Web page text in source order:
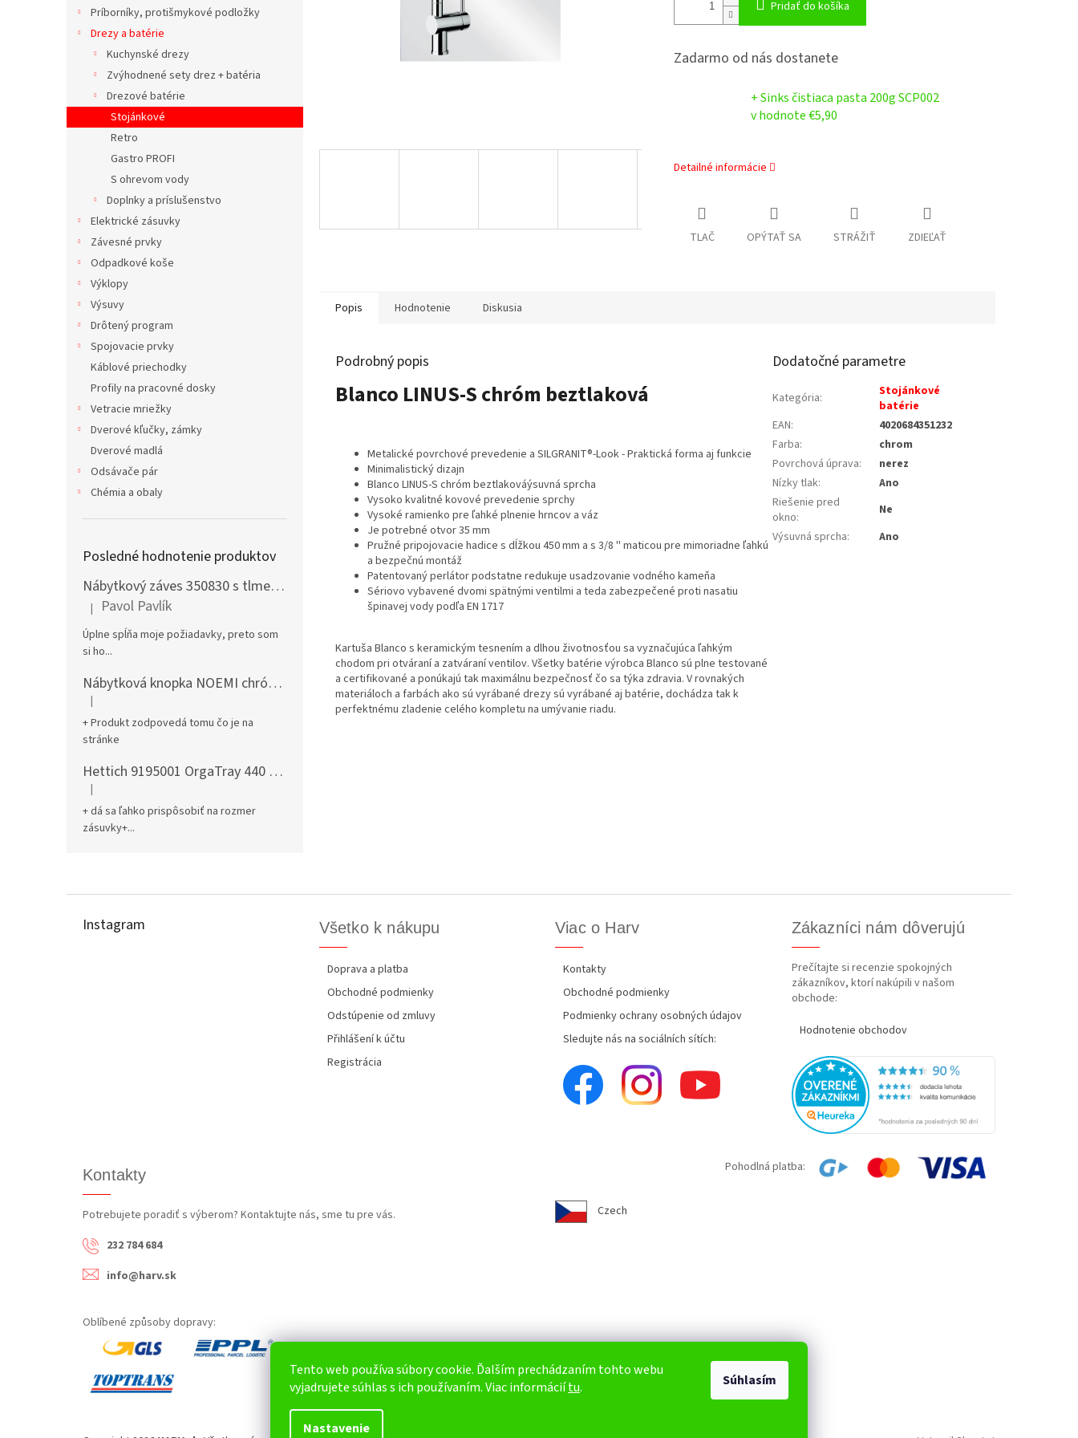
Tento web používa súbory cookie. Ďalším prechádzaním tohto webu
vyjadrujete súhlas s ich používaním. Viac informáciítu.
Nastavenie
Súhlasím
Príborníky, protišmykové podložky
Drezy a batérie
Kuchynské drezy
Zvýhodnené sety drez + batéria
Drezové batérie
Stojánkové
Retro
Gastro PROFI
S ohrevom vody
Doplnky a príslušenstvo
Elektrické zásuvky
Závesné prvky
Odpadkové koše
Výklopy
Výsuvy
Drôtený program
Spojovacie prvky
Káblové priechodky
Profily na pracovné dosky
Vetracie mriežky
Dverové kľučky, zámky
Dverové madlá
Odsávače pár
Chémia a obaly
Posledné hodnotenie produktov
Nábytkový záves 350830 s tlmením naložený + podložka H0 na vrut
Hodnotenie produktu je 5 z 5 hviezdičiek.
| Pavol Pavlík
Úplne spĺňa moje požiadavky, preto som
si ho...
Nábytková knopka NOEMI chróm satén
Hodnotenie produktu je 5 z 5 hviezdičiek.
|
+ Produkt zodpovedá tomu čo je na
stránke
Hettich 9195001 OrgaTray 440 701-800/441-520 mm antracit
Hodnotenie produktu je 5 z 5 hviezdičiek.
|
+ dá sa ľahko prispôsobiť na rozmer
zásuvky+...
Pridať do košíka
Zadarmo od nás dostanete
+ Sinks čistiaca pasta 200g SCP002
v hodnote €5,90
Detailné informácie
TLAČ OPÝTAŤ SA STRÁŽIŤ ZDIEĽAŤ
Popis Hodnotenie Diskusia
Podrobný popis
Blanco LINUS-S chróm beztlaková
Metalické povrchové prevedenie a SILGRANIT®-Look - Praktická forma aj funkcie
Minimalistický dizajn
Blanco LINUS-S chróm beztlakováýsuvná sprcha
Vysoko kvalitné kovové prevedenie sprchy
Vysoké ramienko pre ľahké plnenie hrncov a váz
Je potrebné otvor 35 mm
Pružné pripojovacie hadice s dĺžkou 450 mm a s 3/8 '' maticou pre mimoriadne ľahkú
a bezpečnú montáž
Patentovaný perlátor podstatne redukuje usadzovanie vodného kameňa
Sériovo vybavené dvomi spätnými ventilmi a teda zabezpečené proti nasatiu
špinavej vody podľa EN 1717
Kartuša Blanco s keramickým tesnením a dlhou životnosťou sa vyznačujúca ľahkým
chodom pri otváraní a zatváraní ventilov. Všetky batérie výrobca Blanco sú plne testované
a certifikované a ponúkajú tak maximálnu bezpečnosť čo sa týka zdravia. V rovnakých
materiáloch a farbách ako sú vyrábané drezy sú vyrábané aj batérie, dochádza tak k
perfektnému zladenie celého kompletu na umývanie riadu.
Dodatočné parametre
Kategória:
Stojánkové
batérie
EAN:
4020684351232
Farba:
chrom
Povrchová úprava:
nerez
Nízky tlak:
Ano
Riešenie pred
okno:
Ne
Výsuvná sprcha: Ano
Instagram Všetko k nákupu
Doprava a platba
Obchodné podmienky
Odstúpenie od zmluvy
Přihlášení k účtu
Registrácia
Viac o Harv
Kontakty
Obchodné podmienky
Podmienky ochrany osobných údajov
Sledujte nás na sociálních sítích:
Zákazníci nám dôverujú
Prečítajte si recenzie spokojných
zákazníkov, ktorí nakúpili v našom
obchode:
Hodnotenie obchodov
Kontakty
Potrebujete poradiť s výberom? Kontaktujte nás, sme tu pre vás.
232 784 684
info@harv.sk
Pohodlná platba:
Czech
Oblíbené způsoby dopravy: